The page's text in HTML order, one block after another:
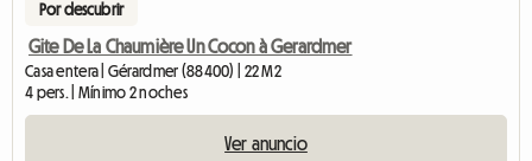
Por descubrir
Gite De La Chaumière Un Cocon à Gerardmer
Casa entera | Gérardmer (88400) | 22 M2
4 pers. | Mínimo 2 noches
Ver anuncio